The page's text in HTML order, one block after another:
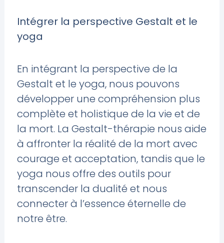
Intégrer la perspective Gestalt et le
yoga
En intégrant la perspective de la
Gestalt et le yoga, nous pouvons
développer une compréhension plus
complète et holistique de la vie et de
la mort. La Gestalt-thérapie nous aide
à affronter la réalité de la mort avec
courage et acceptation, tandis que le
yoga nous offre des outils pour
transcender la dualité et nous
connecter à l’essence éternelle de
notre être.